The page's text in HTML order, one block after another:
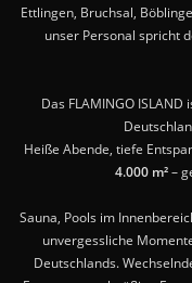
Ettlingen, Bruchsal,
unser Personal spricht
Das FLAMINGO ISLAND
Heiße Abende, tiefe
4.000 m²–
Sauna, Pools im
unvergessliche
Deutschlands.